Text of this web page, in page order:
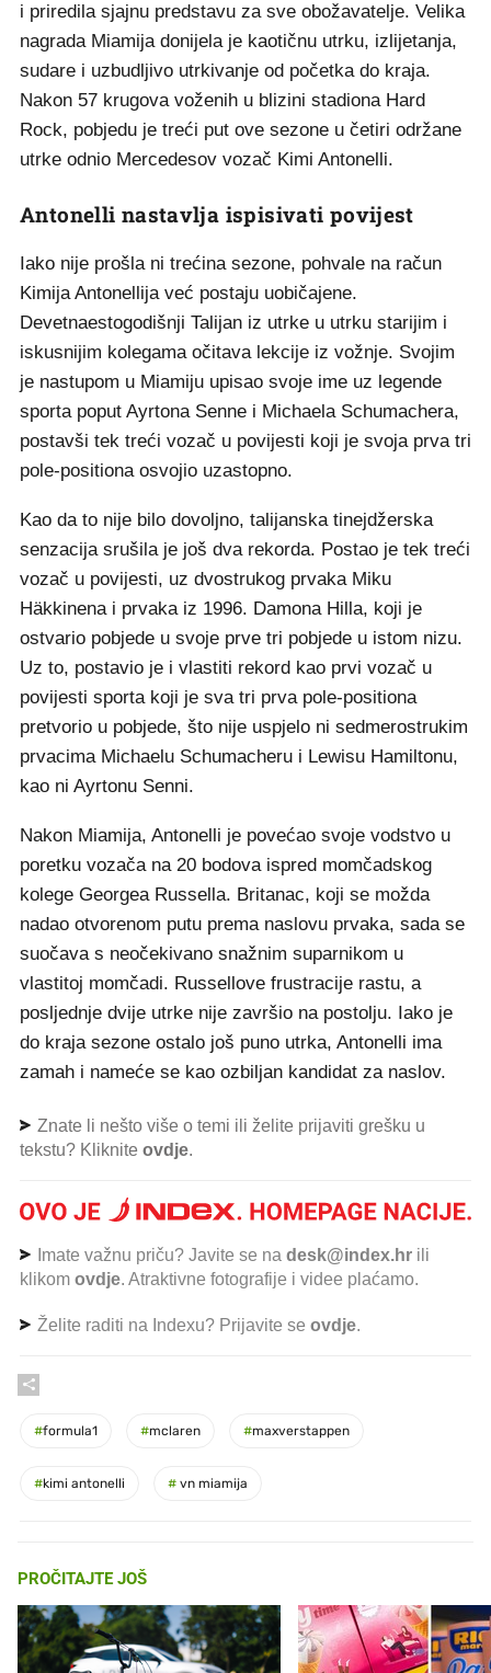
i priredila sjajnu predstavu za sve obožavatelje. Velika
nagrada Miamija donijela je kaotičnu utrku, izlijetanja,
sudare i uzbudljivo utrkivanje od početka do kraja.
Nakon 57 krugova voženih u blizini stadiona Hard
Rock, pobjedu je treći put ove sezone u četiri održane
utrke odnio Mercedesov vozač Kimi Antonelli.
Antonelli nastavlja ispisivati povijest
Iako nije prošla ni trećina sezone, pohvale na račun
Kimija Antonellija već postaju uobičajene.
Devetnaestogodišnji Talijan iz utrke u utrku starijim i
iskusnijim kolegama očitava lekcije iz vožnje. Svojim
je nastupom u Miamiju upisao svoje ime uz legende
sporta poput Ayrtona Senne i Michaela Schumachera,
postavši tek treći vozač u povijesti koji je svoja prva tri
pole-positiona osvojio uzastopno.
Kao da to nije bilo dovoljno, talijanska tinejdžerska
senzacija srušila je još dva rekorda. Postao je tek treći
vozač u povijesti, uz dvostrukog prvaka Miku
Häkkinena i prvaka iz 1996. Damona Hilla, koji je
ostvario pobjede u svoje prve tri pobjede u istom nizu.
Uz to, postavio je i vlastiti rekord kao prvi vozač u
povijesti sporta koji je sva tri prva pole-positiona
pretvorio u pobjede, što nije uspjelo ni sedmerostrukim
prvacima Michaelu Schumacheru i Lewisu Hamiltonu,
kao ni Ayrtonu Senni.
Nakon Miamija, Antonelli je povećao svoje vodstvo u
poretku vozača na 20 bodova ispred momčadskog
kolege Georgea Russella. Britanac, koji se možda
nadao otvorenom putu prema naslovu prvaka, sada se
suočava s neočekivano snažnim suparnikom u
vlastitoj momčadi. Russellove frustracije rastu, a
posljednje dvije utrke nije završio na postolju. Iako je
do kraja sezone ostalo još puno utrka, Antonelli ima
zamah i nameće se kao ozbiljan kandidat za naslov.
Znate li nešto više o temi ili želite prijaviti grešku u
tekstu? Kliknite ovdje.
Imate važnu priču? Javite se na desk@index.hr ili
klikom ovdje. Atraktivne fotografije i videe plaćamo.
Želite raditi na Indexu? Prijavite se ovdje.
#formula1 #mclaren #maxverstappen
#kimi antonelli # vn miamija
PROČITAJTE JOŠ